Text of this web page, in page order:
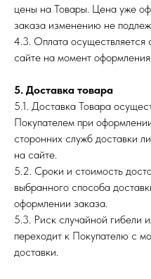
цены на Товары. Цена уже
заказа изменению не
4.3. Оплата
сайте на момент
5. Доставка товара
5.1. Доставка Товара
Покупателем при
сторонних служб доставки
на сайте.
5.2. Сроки и стоимость
выбранного способа
оформлении заказа.
5.3. Риск случайной гибели
переходит к Покупателю с
доставки.